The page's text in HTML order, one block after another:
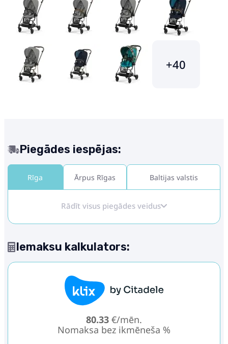
+40
Piegādes iespējas:
Rīga Ārpus Rīgas Baltijas valstis
Rādīt visus piegādes veidus
Iemaksu kalkulators:
80.33 €/mēn.
Nomaksa bez ikmēneša %